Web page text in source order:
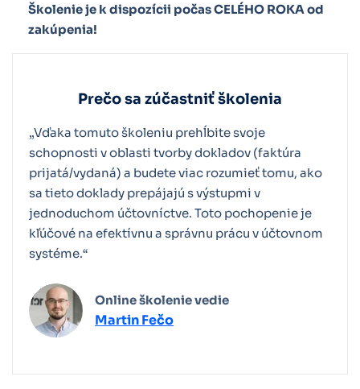
Všeobecný zoznam preberaných oblastí:
Tvorba VFA/PFA
Úhrada dokladu
Vzájomný zápočet
Platby platobnou kartou
RPDP/Reverse charge
Výpis z účtu/Príkaz na úhradu
kontrolného hlásenia
záväzkov a pohľadávok
priznaním k dani z príjmu
Všeobecný zoznam preberaných oblastí:
Peňažný denník/bilancia
Filtrovanie exportov peňažného denníka
Stav záväzkov a pohľadávok
Školenie je k dispozícii počas CELÉHO ROKA od
zakúpenia!
Prečo sa zúčastniť školenia
„Vďaka tomuto školeniu prehĺbite svoje
schopnosti v oblasti tvorby dokladov (faktúra
prijatá/vydaná) a budete viac rozumieť tomu, ako
sa tieto doklady prepájajú s výstupmi v
jednoduchom účtovníctve. Toto pochopenie je
kľúčové na efektívnu a správnu prácu v účtovnom
systéme.“
Online školenie vedie
Martin Fečo